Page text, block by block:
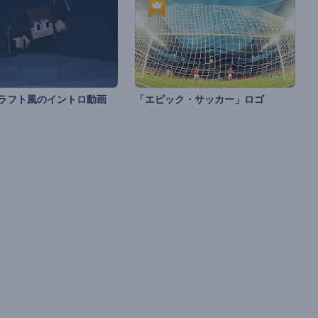
フト風のイントロ動画 「エピック・サッカー」ロゴ